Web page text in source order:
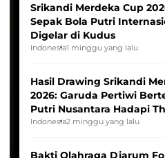
Srikandi Merdeka Cup
Sepak Bola Putri
Digelar di Kudus
Indonesia1 minggu yang lalu
Hasil Drawing Srikandi
2026: Garuda Pertiwi
Putri Nusantara Hadapi
Indonesia2 minggu yang lalu
Bakti Olahraga Djarum